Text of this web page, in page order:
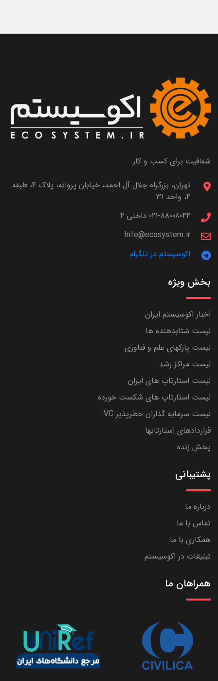
شفافیت برای کسب و کار
تهران، بزرگراه جلال آل احمد، خیابان پروانه، پلاک 4، طبقه
4، واحد 31
021-88008044 داخلی 4
Info@ecosystem.ir
اکوسیستم در تلگرام
بخش ویژه
اخبار اکوسیستم ایران
لیست شتابدهنده ها
لیست پارکهای علم و فناوری
لیست مراکز رشد
لیست استارتاپ های ایران
لیست استارتاپ های شکست خورده
لیست سرمایه گذاران خطرپذیر VC
قراردادهای استارتاپها
پخش زنده
پشتیبانی
درباره ما
تماس با ما
همکاری با ما
تبلیغات در اکوسیستم
همراهان ما